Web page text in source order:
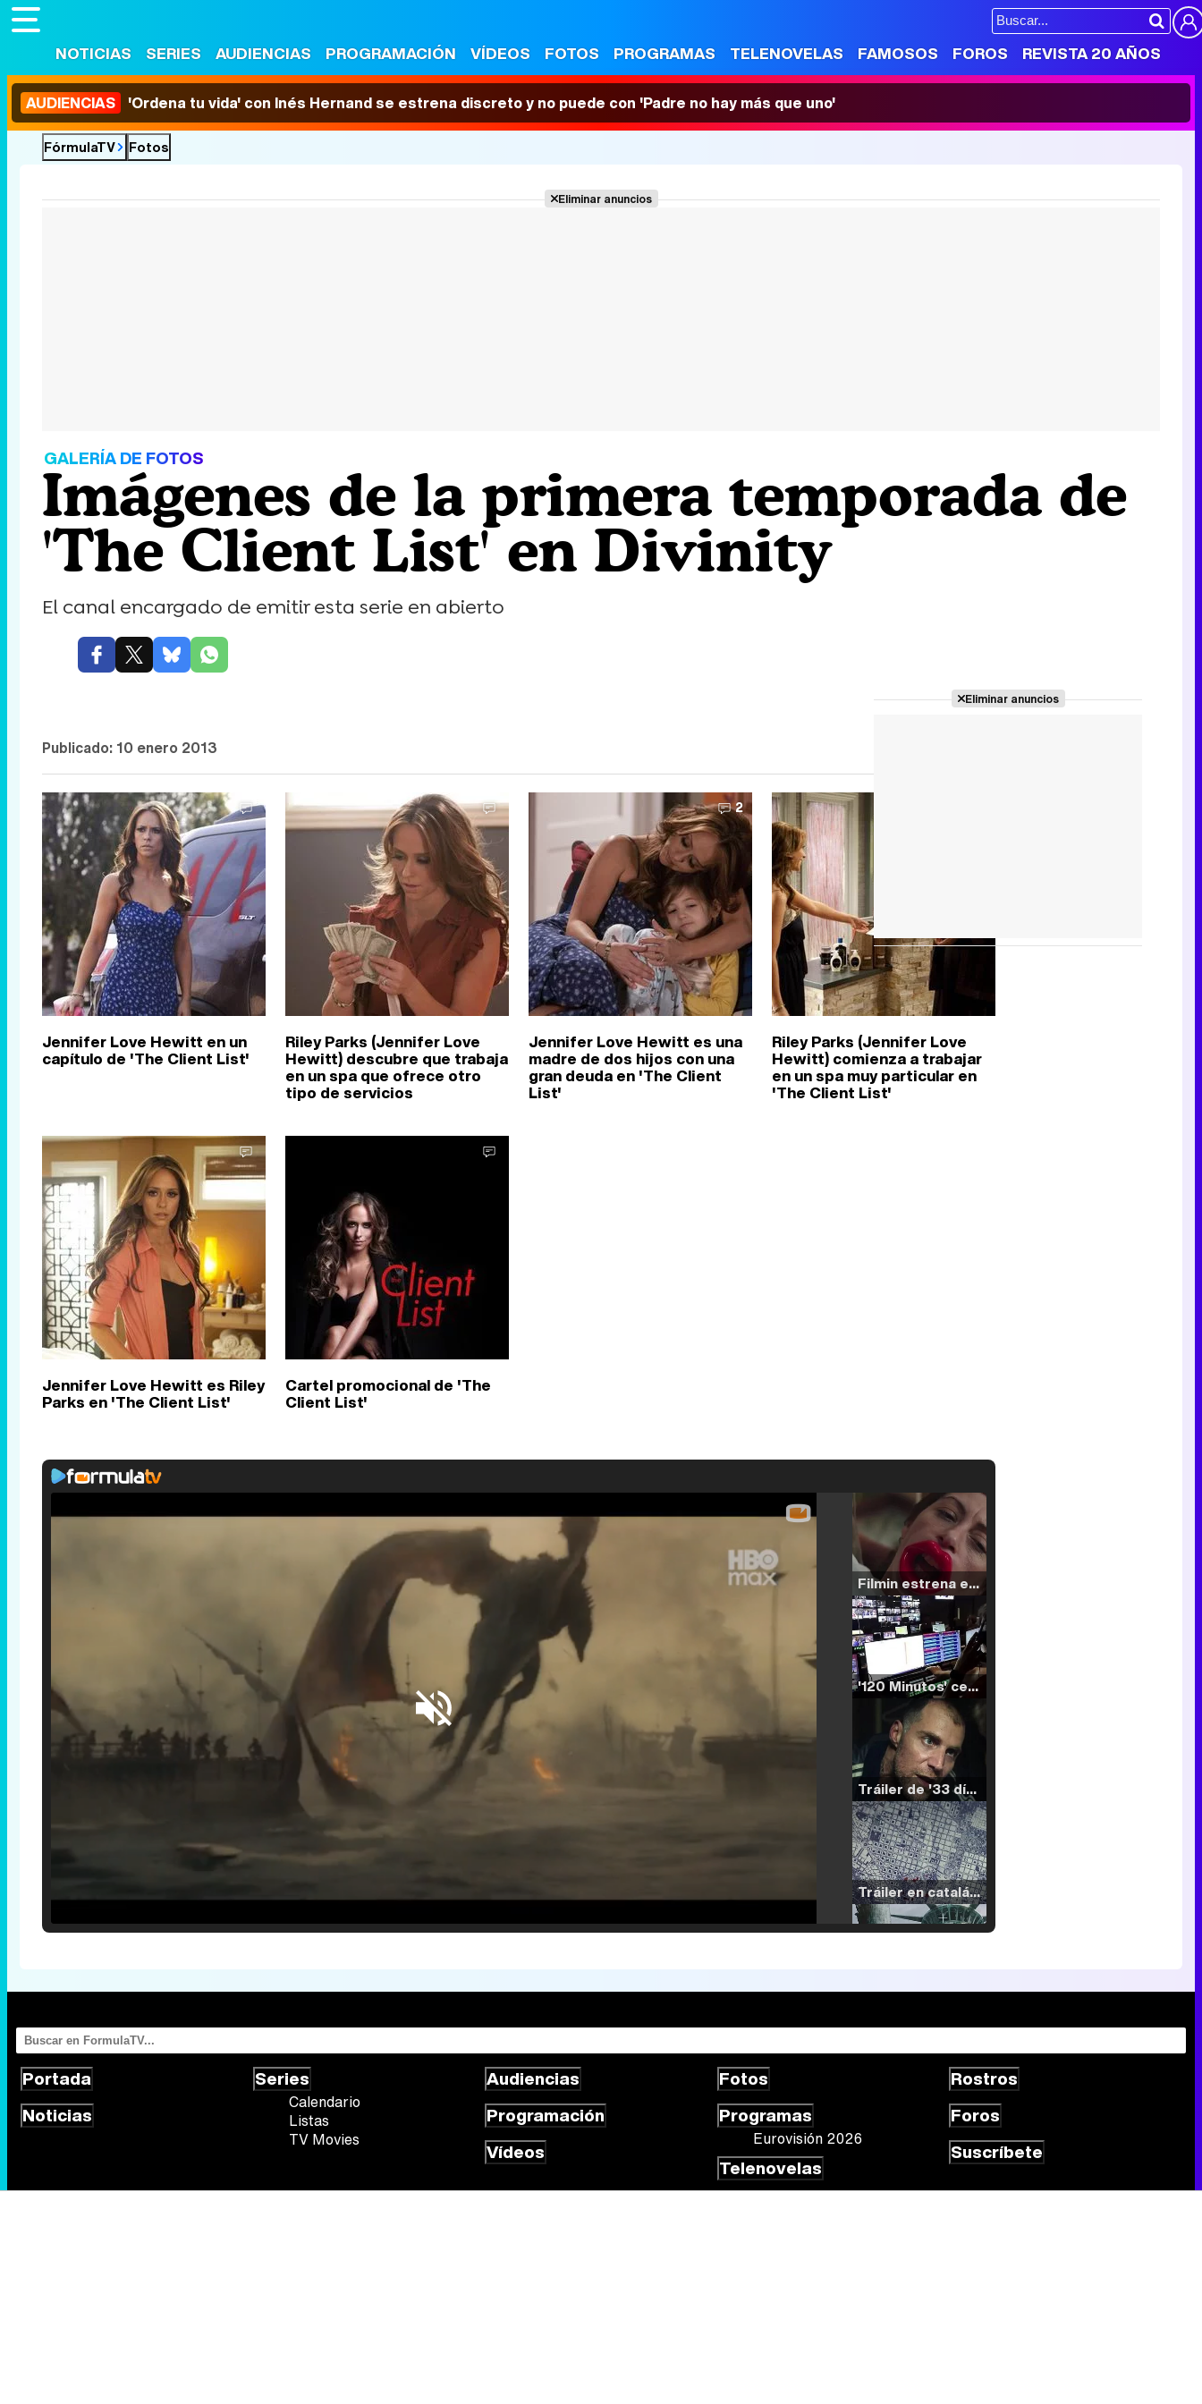
NOTICIAS SERIES AUDIENCIAS PROGRAMACIÓN VÍDEOS FOTOS PROGRAMAS TELENOVELAS FAMOSOS FOROS REVISTA 20 AÑOS
AUDIENCIAS 'Ordena tu vida' con Inés Hernand se estrena discreto y no puede con 'Padre no hay más que uno'
FórmulaTV Fotos
Eliminar anuncios
GALERÍA DE FOTOS
Imágenes de la primera temporada de
'The Client List' en Divinity
El canal encargado de emitir esta serie en abierto
Publicado: 10 enero 2013
Jennifer Love Hewitt en un
capítulo de 'The Client List'
Riley Parks (Jennifer Love
Hewitt) descubre que trabaja
en un spa que ofrece otro
tipo de servicios
2
Jennifer Love Hewitt es una
madre de dos hijos con una
gran deuda en 'The Client
List'
Riley Parks (Jennifer Love
Hewitt) comienza a trabajar
en un spa muy particular en
'The Client List'
Jennifer Love Hewitt es Riley
Parks en 'The Client List'
Filmin estrena el tráiler de 'Millennial Mal', su nueva comedia universitaria de la mano de Lorena Iglesias
'120 Minutos' celebra sus 2.000 programas en Telemadrid con un vídeo del día a día en la redacción
Tráiler de '33 días', la nueva serie de Atresplayer con Julián Villagrán y José Manuel Poga
Tráiler en catalán de 'Ravalear', la nueva serie de HBO Max sobre los fondos buitre
Tráiler de la tercera temporada de 'The Walking Dead: Dead City' de AMC+
Canción ganadora de Eurovisión 2026: DARA con "Bangaranga" por Bulgaria
Cartel promocional de 'The
Client List'
Eliminar anuncios
Portada
Noticias
Series
Calendario
Listas
TV Movies
Audiencias
Programación
Vídeos
Fotos
Programas
Eurovisión 2026
Telenovelas
Rostros
Foros
Suscríbete